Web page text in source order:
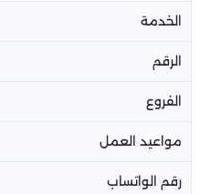
الخدمة
الرقم
الفروع
مواعيد العمل
رقم الواتساب